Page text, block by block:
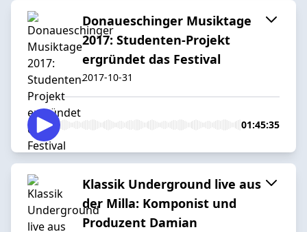
Donaueschinger Musiktage
2017: Studenten-Projekt
ergründet das Festival
2017-10-31
01:45:35
Klassik Underground live aus
der Milla: Komponist und
Produzent Damian